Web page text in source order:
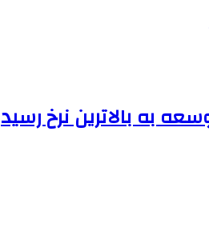
به بالاترین نرخ رسید